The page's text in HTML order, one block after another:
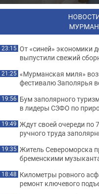
23:15 От «синей» экономики
выпустили свежий
21:25 «Мурманская миля»
фестивалю Заполярья
19:56 Бум заполярного
в лидеры СЗФО по
19:49 Ждут своей очереди по
ручного труда
19:35 Житель Североморска
бременскими
18:48 Километры ровного
ремонт ключевого